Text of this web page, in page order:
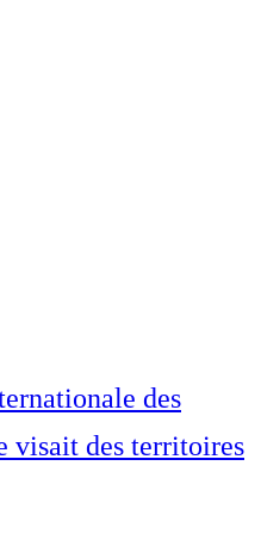
des
visait des territoires